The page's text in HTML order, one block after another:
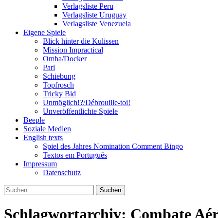
Verlagsliste Peru
Verlagsliste Uruguay
Verlagsliste Venezuela
Eigene Spiele
Blick hinter die Kulissen
Mission Impractical
Omba/Docker
Pari
Schiebung
Topfrosch
Tricky Bid
Unmöglich!?/Débrouille-toi!
Unveröffentlichte Spiele
Beeple
Soziale Medien
English texts
Spiel des Jahres Nomination Comment Bingo
Textos em Português
Impressum
Datenschutz
Suchen
nach:
Schlagwortarchiv: Combate